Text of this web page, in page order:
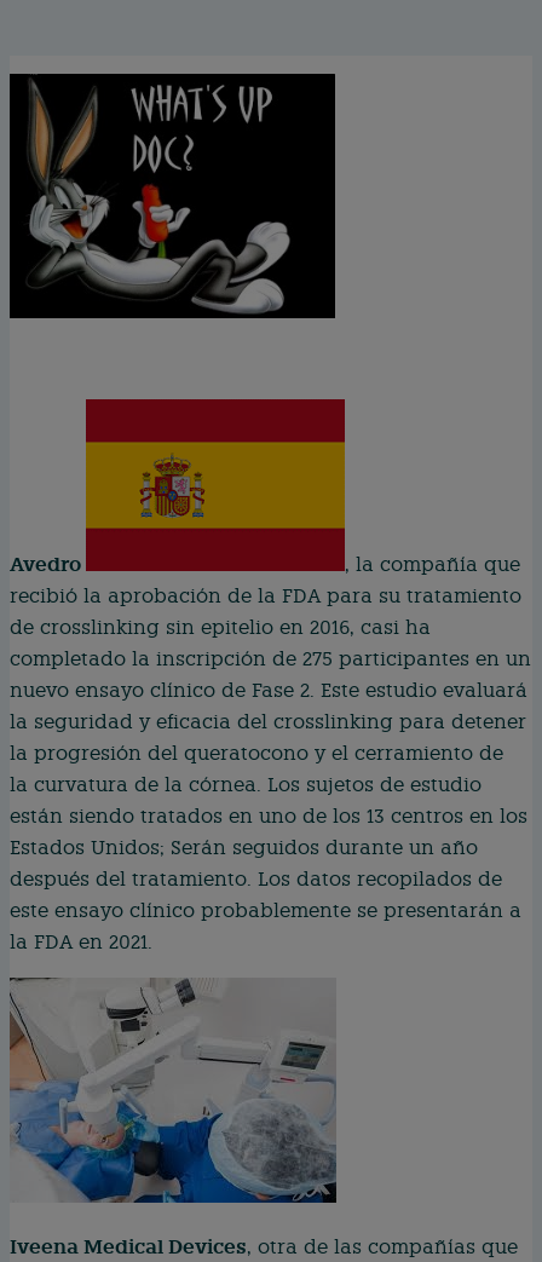
Avedro
, la compañía que
recibió la aprobación de la FDA para su tratamiento
de crosslinking sin epitelio en 2016, casi ha
completado la inscripción de 275 participantes en un
nuevo ensayo clínico de Fase 2. Este estudio evaluará
la seguridad y eficacia del crosslinking para detener
la progresión del queratocono y el cerramiento de
la curvatura de la córnea. Los sujetos de estudio
están siendo tratados en uno de los 13 centros en los
Estados Unidos; Serán seguidos durante un año
después del tratamiento. Los datos recopilados de
este ensayo clínico probablemente se presentarán a
la FDA en 2021.
Iveena Medical Devices, otra de las compañías que